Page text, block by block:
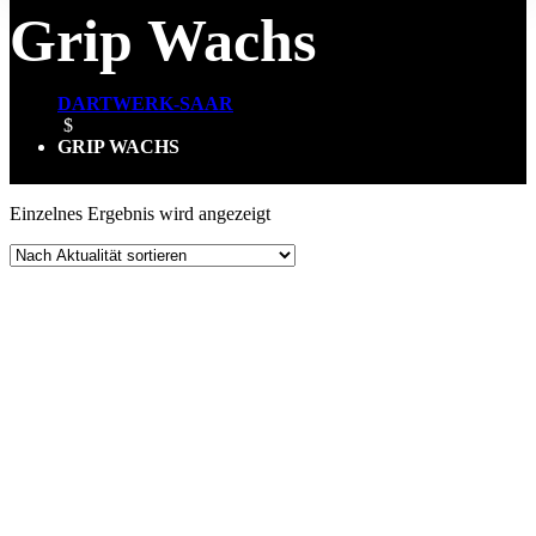
Grip Wachs
DARTWERK-SAAR
$
GRIP WACHS
Einzelnes Ergebnis wird angezeigt